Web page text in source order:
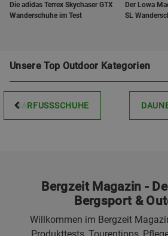
Die adidas Terrex Skychaser GTX
Wanderschuhe im Test
Der Lowa
SL
Unsere Top Outdoor Kategorien
BARFUSSSCHUHE
Bergzeit Magazin -
Bergsport &
Willkommen im Bergzeit